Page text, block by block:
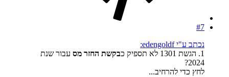
#7
נכתב ע"י edengoldf:
1. הגשת 1301 לא תספיק כ
בקשת החזר מס עבור שנת
2024?
לחץ כדי להרחיב...